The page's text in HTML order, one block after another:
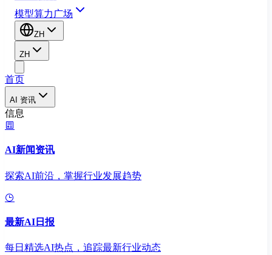
模型算力广场
ZH
ZH
首页
AI 资讯
信息
AI新闻资讯
探索AI前沿，掌握行业发展趋势
最新AI日报
每日精选AI热点，追踪最新行业动态